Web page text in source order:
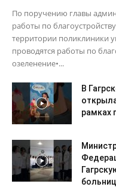
По поручению главы
работы по
территории поликлиники
проводятся работы по
озеленение•...
В
рамках